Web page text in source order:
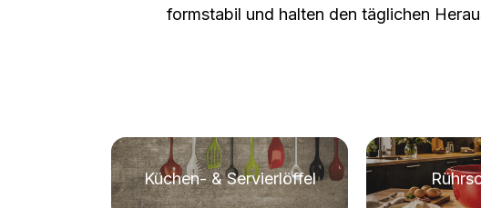
formstabil und halten den täglichen
Küchen- & Servierlöffel